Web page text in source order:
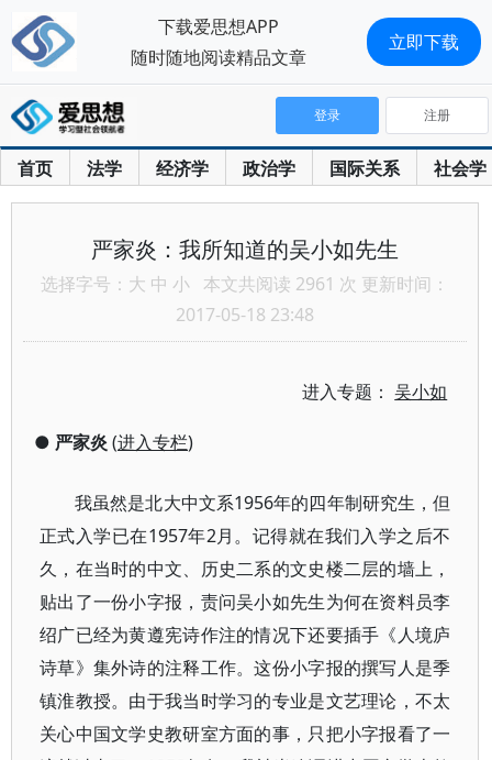
首页 法学 经济学 政治学 国际关系 社会学
登录 注册
严家炎：我所知道的吴小如先生
选择字号： 大 中 小 本文共阅读 2961 次 更新时间：
2017-05-18 23:48
进入专题：吴小如
● 严家炎(进入专栏)
我虽然是北大中文系1956年的四年制研究生，但
正式入学已在1957年2月。记得就在我们入学之后不
久，在当时的中文、历史二系的文史楼二层的墙上，
贴出了一份小字报，责问吴小如先生为何在资料员李
绍广已经为黄遵宪诗作注的情况下还要插手《人境庐
诗草》集外诗的注释工作。这份小字报的撰写人是季
镇淮教授。由于我当时学习的专业是文艺理论，不太
关心中国文学史教研室方面的事，只把小字报看了一
下载爱思想APP
随时随地阅读精品文章
立即下载